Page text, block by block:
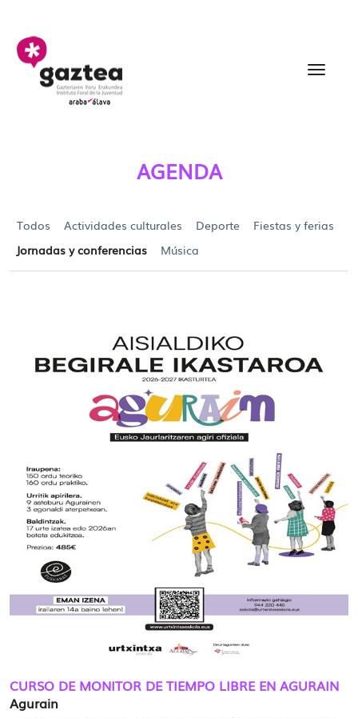
Saltar al contenido principal
AGENDA
Todos Actividades culturales Deporte
Fiestas y ferias
Jornadas y conferencias
Música
CURSO DE MONITOR DE TIEMPO LIBRE EN AGURAIN
Agurain